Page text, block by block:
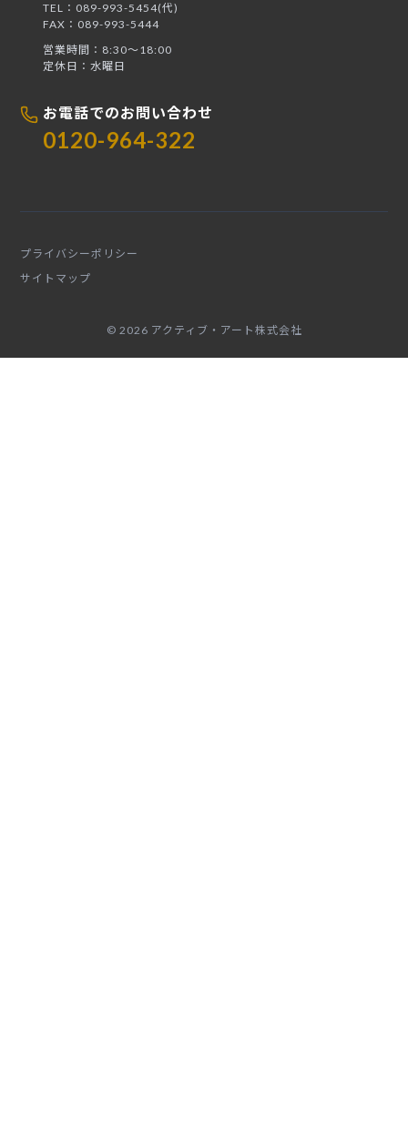
TEL：089-993-5454(代)
FAX：089-993-5444
営業時間：8:30〜18:00
定休日：水曜日
お電話でのお問い合わせ
0120-964-322
プライバシーポリシー
サイトマップ
© 2026 アクティブ・アート株式会社